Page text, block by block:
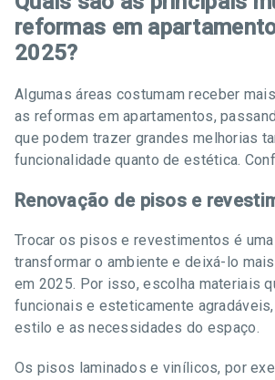
reformas em
2025?
Algumas áreas costumam receber
as reformas em apartamentos,
que podem trazer grandes melhorias
funcionalidade quanto de estética.
Renovação de pisos e
Trocar os pisos e revestimentos é
transformar o ambiente e deixá-lo
em 2025. Por isso, escolha materiais
funcionais e esteticamente
estilo e as necessidades do espaço.
Os pisos laminados e vinílicos, por